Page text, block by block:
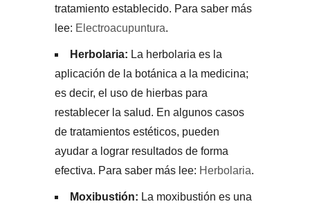
tratamiento establecido. Para saber más
lee: Electroacupuntura.
Herbolaria: La herbolaria es la
aplicación de la botánica a la medicina;
es decir, el uso de hierbas para
restablecer la salud. En algunos casos
de tratamientos estéticos, pueden
ayudar a lograr resultados de forma
efectiva. Para saber más lee: Herbolaria.
Moxibustión: La moxibustión es una